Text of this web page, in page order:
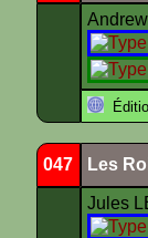
047 Les
Jules